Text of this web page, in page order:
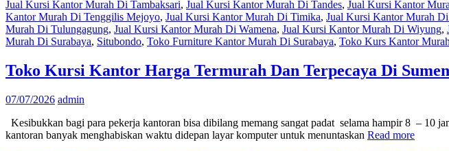
Jual Kursi Kantor Murah Di Tambaksari, Jual Kursi Kantor Murah Di Tandes, Jual Kursi Kantor
Kantor Murah Di Tenggilis Mejoyo, Jual Kursi Kantor Murah Di Timika, Jual Kursi Kantor Murah
Murah Di Tulungagung, Jual Kursi Kantor Murah Di Wamena, Jual Kursi Kantor Murah Di Wiyung,
Murah Di Surabaya, Situbondo, Toko Furniture Kantor Murah Di Surabaya, Toko Kurs Kantor
Toko Kursi Kantor Harga Termurah Dan Terpecaya Di
07/07/2026 admin
Kesibukkan bagi para pekerja kantoran bisa dibilang memang sangat padat selama hampir 8 – 10
kantoran banyak menghabiskan waktu didepan layar komputer untuk menuntaskan Read more